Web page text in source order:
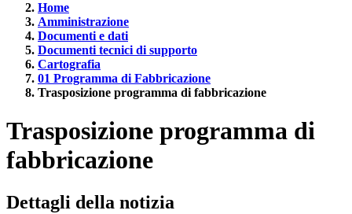
Home
Amministrazione
Documenti e dati
Documenti tecnici di supporto
Cartografia
01 Programma di Fabbricazione
Trasposizione programma di fabbricazione
Trasposizione programma di
fabbricazione
Dettagli della notizia